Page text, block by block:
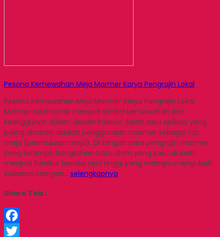
Pesona Kemewahan Meja Marmer Karya Pengrajin Lokal
Pesona Kemewahan Meja Marmer Karya Pengrajin Lokal
Marmer telah lama menjadi simbol kemewahan dan
keanggunan dalam desain interior. Salah satu aplikasi yang
paling diminati adalah penggunaan marmer sebagai top
meja (permukaan meja). Di tangan para pengrajin marmer
yang terampil, bongkahan batu alam yang kaku diubah
menjadi furnitur bernilai seni tinggi yang mampu mengubah
suasana ruangan… selengkapnya
Share This :
Facebook